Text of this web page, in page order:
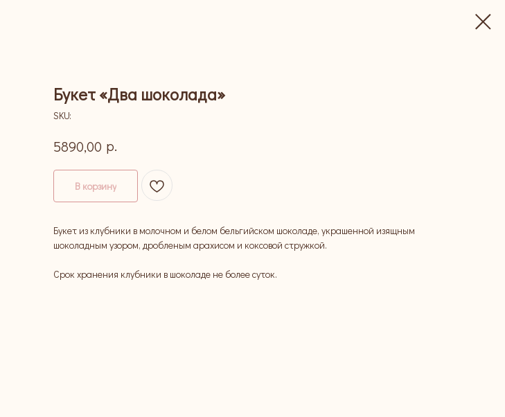
Букет «Два шоколада»
SKU:
5890,00 р.
В корзину
Букет из клубники в молочном и белом бельгийском шоколаде, украшенной изящным
шоколадным узором, дробленым арахисом и коксовой стружкой.
Срок хранения клубники в шоколаде не более суток.